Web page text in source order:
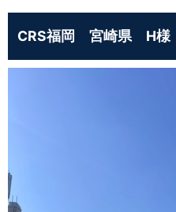
CRS福岡 宮崎県 H様